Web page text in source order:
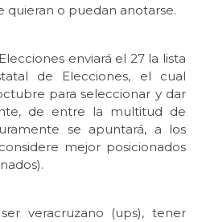
quieran o puedan anotarse.
enviará el 27 la lista
de Elecciones, el cual
para seleccionar y dar
de entre la multitud de
se apuntará, a los
mejor posicionados
veracruzano (ups), tener